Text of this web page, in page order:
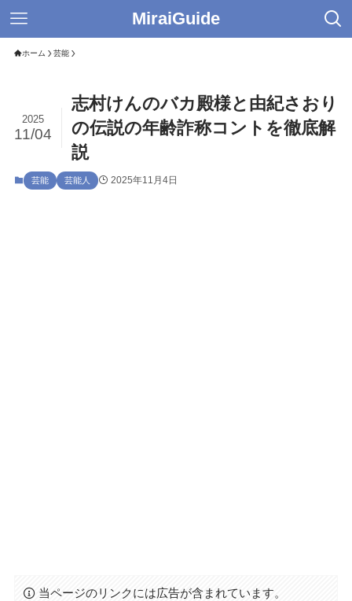
MiraiGuide
ホーム 芸能
志村けんのバカ殿様と由紀さおり
の伝説の年齢詐称コントを徹底解
説
2025
11/04
芸能 芸能人 2025年11月4日
当ページのリンクには広告が含まれています。